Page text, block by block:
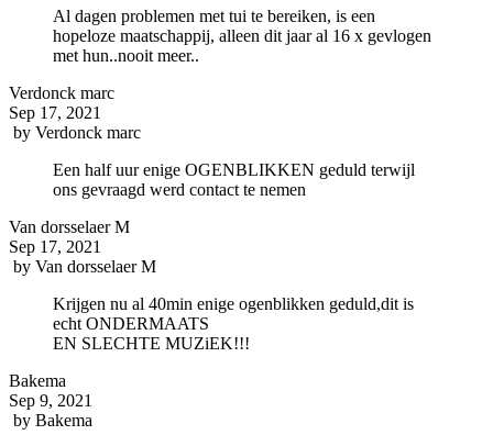
Al dagen problemen met tui te bereiken, is een
hopeloze maatschappij, alleen dit jaar al 16 x gevlogen
met hun..nooit meer..
Verdonck marc
Sep 17, 2021
by Verdonck marc
Een half uur enige OGENBLIKKEN geduld terwijl
ons gevraagd werd contact te nemen
Van dorsselaer M
Sep 17, 2021
by Van dorsselaer M
Krijgen nu al 40min enige ogenblikken geduld,dit is
echt ONDERMAATS
EN SLECHTE MUZiEK!!!
Bakema
Sep 9, 2021
by Bakema